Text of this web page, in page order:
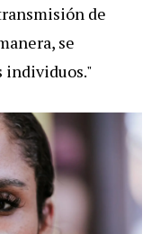
de
se
individuos."